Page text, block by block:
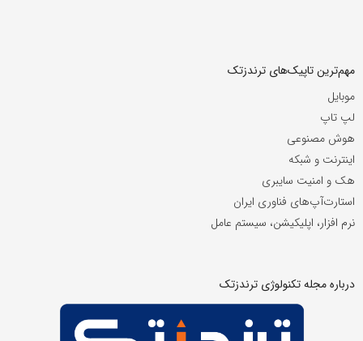
مهم‌ترین تاپیک‌های ترندزتک
موبایل
لپ تاپ
هوش مصنوعی
اینترنت و شبکه
هک و امنیت سایبری
استارت‌آپ‌های فناوری ایران
نرم افزار، اپلیکیشن، سیستم عامل
درباره مجله تکنولوژی ترندزتک